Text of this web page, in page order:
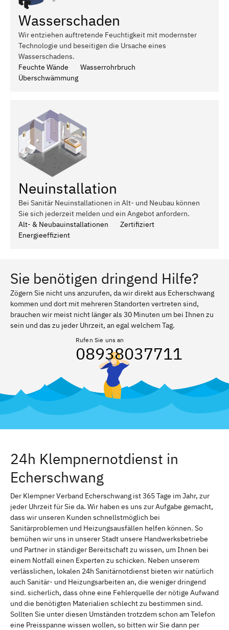
Wasserschaden
Wir entziehen auftretende Feuchtigkeit mit modernster
Technologie und beseitigen die Ursache eines
Wasserschadens.
Feuchte Wände
Wasserrohrbruch
Überschwämmung
Neuinstallation
Bei Sanitär Neuinstallationen in Alt- und Neubau können
Sie sich jederzeit melden und ein Angebot anfordern.
Alt- & Neubauinstallationen
Zertifiziert
Energieeffizient
Sie benötigen dringend Hilfe?
Zögern Sie nicht uns anzurufen, da wir direkt aus Echerschwang
kommen und dort mit mehreren Standorten vertreten sind,
brauchen wir meist nicht länger als 30 Minuten um bei Ihnen zu
sein und das zu jeder Uhrzeit, an egal welchem Tag.
Rufen Sie uns an
08938037711
24h Klempnernotdienst in
Echerschwang
Der Klempner Verband Echerschwang ist 365 Tage im Jahr, zur
jeder Uhrzeit für Sie da. Wir haben es uns zur Aufgabe gemacht,
dass wir unseren Kunden schnellstmöglich bei
Sanitärproblemen und Heizungsausfällen helfen können. So
bemühen wir uns in unserer Stadt unsere Handwerksbetriebe
und Partner in ständiger Bereitschaft zu wissen, um Ihnen bei
einem Notfall einen Experten zu schicken. Neben unserem
verlässlichen, lokalen 24h Sanitärnotdienst bieten wir natürlich
auch Sanitär- und Heizungsarbeiten an, die weniger dringend
sind. sicherlich, dass ohne eine Fehlerquelle der nötige Aufwand
und die benötigten Materialien schlecht zu bestimmen sind.
Sollten Sie unter diesen Umständen trotzdem schon am Telefon
eine Preisspanne wissen wollen, so bitten wir Sie dann per